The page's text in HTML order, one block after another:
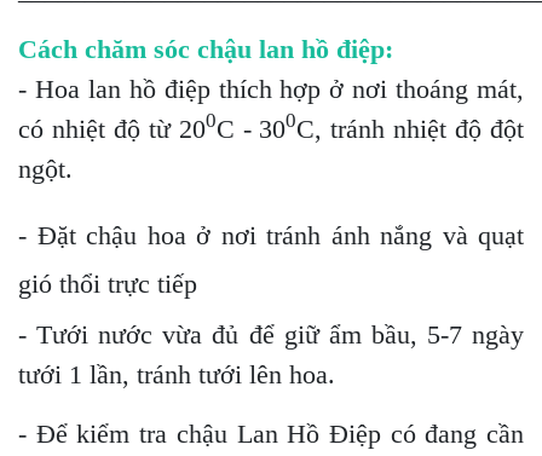
Cách chăm sóc chậu lan hồ điệp:
- Hoa lan hồ điệp thích hợp ở nơi thoáng mát,
có nhiệt độ từ 200C - 300C, tránh nhiệt độ đột
ngột.
- Đặt chậu hoa ở nơi tránh ánh nắng và quạt
gió thổi trực tiếp
- Tưới nước vừa đủ để giữ ẩm bầu, 5-7 ngày
tưới 1 lần, tránh tưới lên hoa.
- Để kiểm tra chậu Lan Hồ Điệp có đang cần